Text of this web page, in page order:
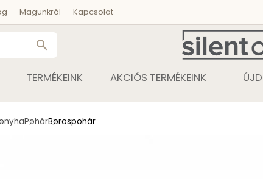
Magunkról Kapcsolat
search
TERMÉKEINK AKCIÓS TERMÉKEINK
PohárBorospohár